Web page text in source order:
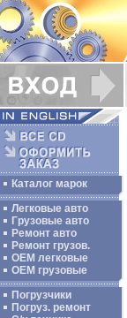
Каталог марок
Легковые авто
Грузовые авто
Ремонт авто
Ремонт грузов.
ОЕМ легковые
OEM грузовые
Погрузчики
Погруз. ремонт